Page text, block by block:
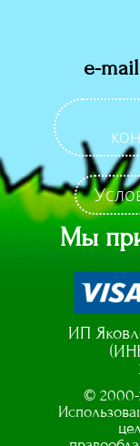
e-
Мы
ИП
© 2000-